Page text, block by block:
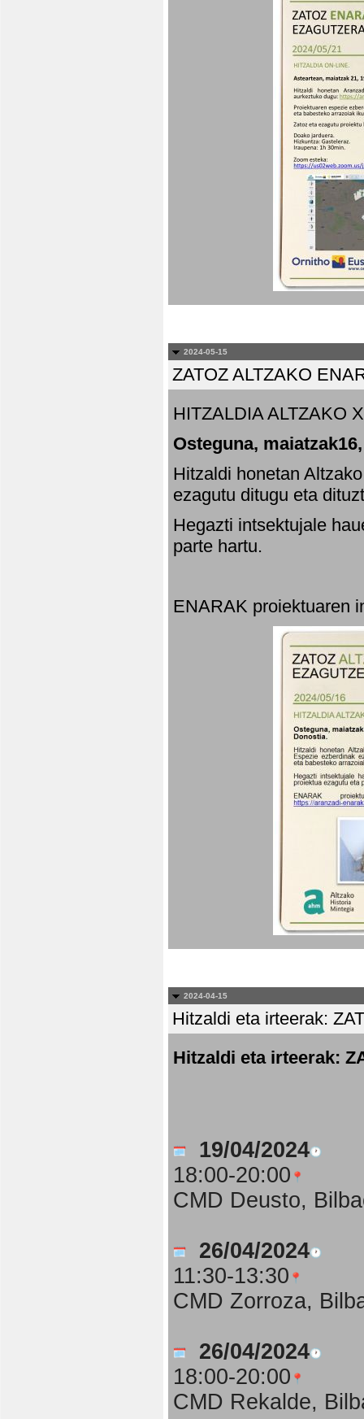
2024-05-15
ZATOZ ALTZAKO
HITZALDIA ALTZAKO
Osteguna,
Hitzaldi honetan
ezagutu ditugu eta
Hegazti intsektujale
parte hartu.
ENARAK proiektuaren
2024-04-15
Hitzaldi eta irteerak:
Hitzaldi eta irteerak:
19/04/2024
18:00-20:00
CMD Deusto,
26/04/2024
11:30-13:30
CMD Zorroza,
26/04/2024
18:00-20:00
CMD Rekalde,